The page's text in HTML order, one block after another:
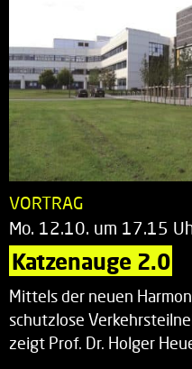
VORTRAG
Mo. 12.10. um 17.15
Katzenauge 2.0
Mittels der neuen
schutzlose
zeigt Prof. Dr. Holger